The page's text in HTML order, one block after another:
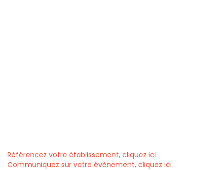
Référencez votre établissement, cliquez ici
Communiquez sur votre évènement, cliquez ici